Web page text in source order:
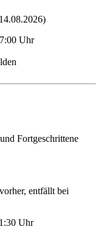
Uhr
Fortgeschrittene
entfällt bei
Uhr